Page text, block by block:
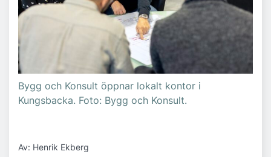
Bygg och Konsult öppnar lokalt kontor i
Kungsbacka. Foto: Bygg och Konsult.
Av: Henrik Ekberg